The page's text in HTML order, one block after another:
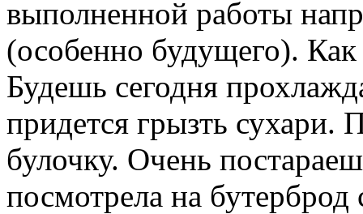
выполненной работы
(особенно будущего).
Будешь сегодня
придется грызть сухари.
булочку. Очень
посмотрела на бутерброд